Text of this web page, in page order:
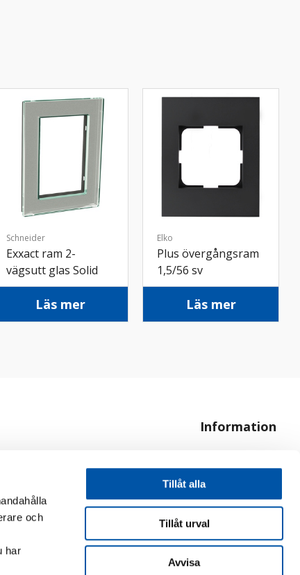
och
har
Tillåt alla
Tillåt urval
Avvisa
Schneider
Exxact ram 2-
vägsutt glas Solid
titan
Läs mer
Elko
Plus övergångsram
1,5/56 sv
Läs mer
Information
Hur handlar jag?